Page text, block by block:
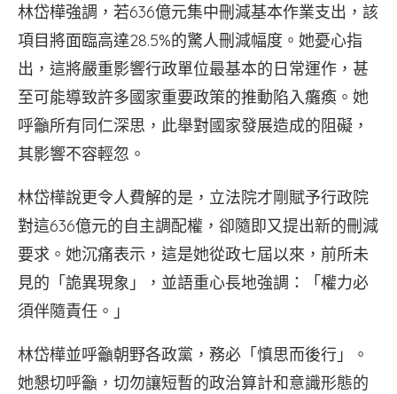
林岱樺強調，若636億元集中刪減基本作業支出，該
項目將面臨高達28.5%的驚人刪減幅度。她憂心指
出，這將嚴重影響行政單位最基本的日常運作，甚
至可能導致許多國家重要政策的推動陷入癱瘓。她
呼籲所有同仁深思，此舉對國家發展造成的阻礙，
其影響不容輕忽。
林岱樺說更令人費解的是，立法院才剛賦予行政院
對這636億元的自主調配權，卻隨即又提出新的刪減
要求。她沉痛表示，這是她從政七屆以來，前所未
見的「詭異現象」，並語重心長地強調：「權力必
須伴隨責任。」
林岱樺並呼籲朝野各政黨，務必「慎思而後行」。
她懇切呼籲，切勿讓短暫的政治算計和意識形態的